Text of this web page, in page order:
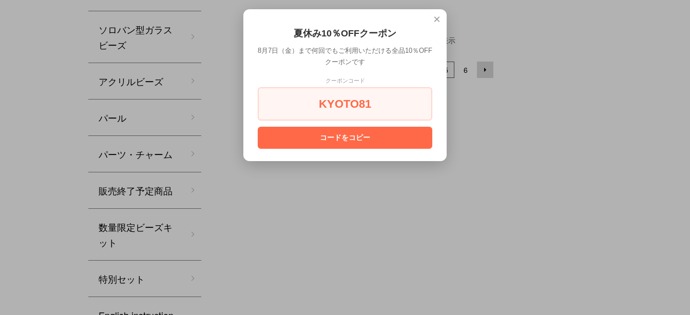
全63 表示
5 6
ソロバン型ガラス
ビーズ
アクリルビーズ
パール
パーツ・チャーム
販売終了予定商品
数量限定ビーズキ
ット
特別セット
×
夏休み10％OFFクーポン
8月7日（金）まで何回でもご利用いただける全品10％OFF
クーポンです
クーポンコード
KYOTO81
コードをコピー